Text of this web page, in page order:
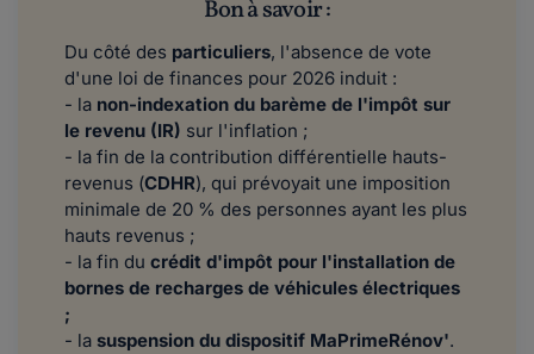
Bon à savoir :
Du côté des particuliers, l'absence de vote
d'une loi de finances pour 2026 induit :
- la non-indexation du barème de l'impôt sur
le revenu (IR) sur l'inflation ;
- la fin de la contribution différentielle hauts-
revenus (CDHR), qui prévoyait une imposition
minimale de 20 % des personnes ayant les plus
hauts revenus ;
- la fin du crédit d'impôt pour l'installation de
bornes de recharges de véhicules électriques
;
- la suspension du dispositif MaPrimeRénov'.